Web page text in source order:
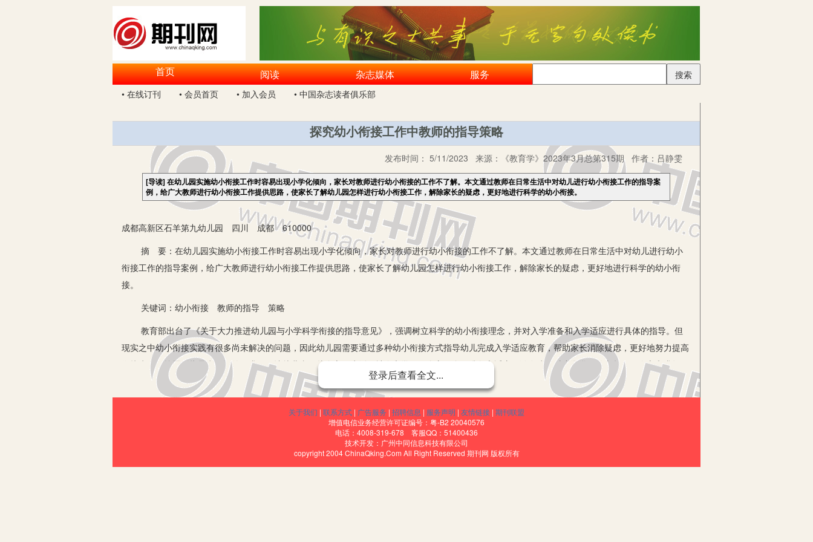
首页 阅读 杂志媒体 服务
搜索
• 在线订刊
• 会员首页 • 加入会员 • 中国杂志读者俱乐部
探究幼小衔接工作中教师的指导策略
发布时间： 5/11/2023 来源： 《教育学》2023年3月总第315期作者： 吕静雯
[导读]在幼儿园实施幼小衔接工作时容易出现小学化倾向，家长对教师进行幼小衔接的工作不了解。本文通过教师在日常生活中对幼儿进行幼小衔接工作的指导案
例，给广大教师进行幼小衔接工作提供思路，使家长了解幼儿园怎样进行幼小衔接工作，解除家长的疑虑，更好地进行科学的幼小衔接。
成都高新区石羊第九幼儿园 四川 成都 610000
摘 要：在幼儿园实施幼小衔接工作时容易出现小学化倾向，家长对教师进行幼小衔接的工作不了解。本文通过教师在日常生活中对幼儿进行幼小
衔接工作的指导案例，给广大教师进行幼小衔接工作提供思路，使家长了解幼儿园怎样进行幼小衔接工作，解除家长的疑虑，更好地进行科学的幼小衔
接。
关键词：幼小衔接 教师的指导 策略
教育部出台了《关于大力推进幼儿园与小学科学衔接的指导意见》，强调树立科学的幼小衔接理念，并对入学准备和入学适应进行具体的指导。但
现实之中幼小衔接实践有很多尚未解决的问题，因此幼儿园需要通过多种幼小衔接方式指导幼儿完成入学适应教育，帮助家长消除疑虑，更好地努力提高
衔接水平。按照《指导意见》的要求，要让幼儿真正从身心、生活、社会和学习四个方面全面准备和适应，激发孩子对小学学习的兴趣、好奇心和求知
欲，真正呈现乐于学习、善于学习的适应状态。
《3～6岁儿童发展指南》中提到了“帮助家长创设良好的家庭教育环境，共同担负教育幼儿的任务”，因此我园通过向家长发放问卷调查收集家长的问
题，根据家长的问题开展系列的家长活动，提供科学育儿观念，提高家长的接受度、认可度，促进家园合作，让家长了解正确的育儿观念。幼小衔接不是
大班才做，而是从幼儿入园开始，根据幼儿发展特点，循序渐进地开展了，使家长能科学地认识幼小衔接工作，为幼儿读小学奠定基础，从而让家园合力
登录后查看全文...
关于我们 | 联系方式 | 广告服务 | 招聘信息 | 服务声明 | 友情链接 | 期刊联盟
增值电信业务经营许可证编号：粤-B2 20040576
电话：4008-319-678 客服QQ：51400436
技术开发：广州中同信息科技有限公司
copyright 2004 ChinaQking.Com All Right Reserved 期刊网 版权所有